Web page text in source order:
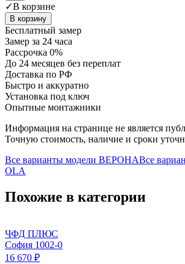
✓В корзине
В корзину
Бесплатный замер
Замер за 24 часа
Рассрочка 0%
До 24 месяцев без переплат
Доставка по РФ
Быстро и аккуратно
Установка под ключ
Опытные монтажники
Информация на странице не является
Точную стоимость, наличие и сроки
Все варианты модели ВЕРОНАВсе
OLA
Похожие в категории
ЧФД ПЛЮС
София 1002-0
16 670 ₽